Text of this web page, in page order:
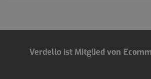
Verdello ist Mitglied von